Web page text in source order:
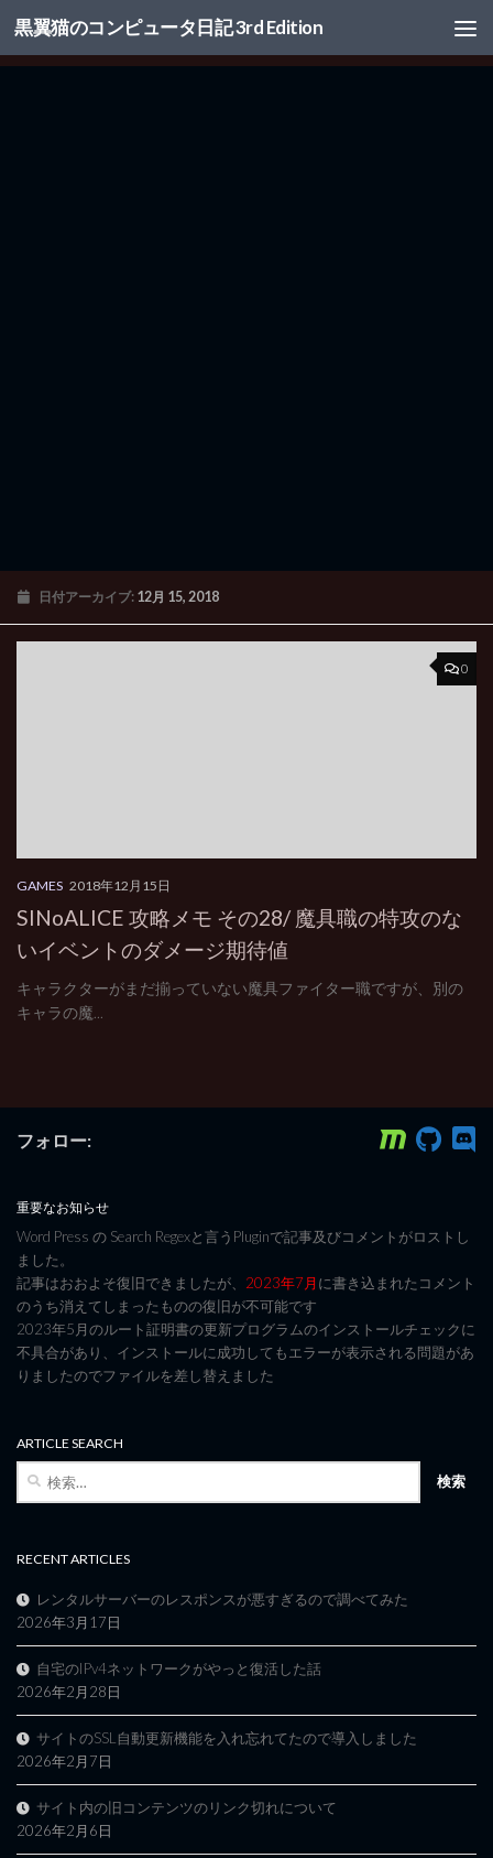
コンテンツへスキップ
黒翼猫のコンピュータ日記 3rd Edition
日付アーカイブ: 12月 15, 2018
0
GAMES 2018年12月15日
SINoALICE 攻略メモ その28/ 魔具職の特攻のな
いイベントのダメージ期待値
キャラクターがまだ揃っていない魔具ファイター職ですが、別の
キャラの魔...
フォロー:
重要なお知らせ
Word Press の Search Regexと言うPluginで記事及びコメントがロストし
ました。
記事はおおよそ復旧できましたが、 2023年7月に書き込まれたコメント
のうち消えてしまったものの復旧が不可能です
2023年5月のルート証明書の更新プログラムのインストールチェックに
不具合があり、インストールに成功してもエラーが表示される問題があ
りましたのでファイルを差し替えました
ARTICLE SEARCH
RECENT ARTICLES
レンタルサーバーのレスポンスが悪すぎるので調べてみた
2026年3月17日
自宅のIPv4ネットワークがやっと復活した話
2026年2月28日
サイトのSSL自動更新機能を入れ忘れてたので導入しました
2026年2月7日
サイト内の旧コンテンツのリンク切れについて
2026年2月6日